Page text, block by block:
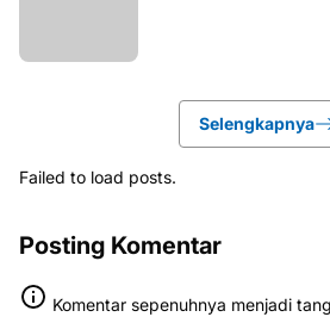
Selengkapnya
Failed to load posts.
Posting Komentar
Komentar sepenuhnya menjadi